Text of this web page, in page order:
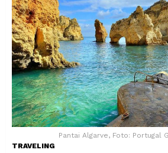
Pantai Algarve, Foto: Portugal
TRAVELING